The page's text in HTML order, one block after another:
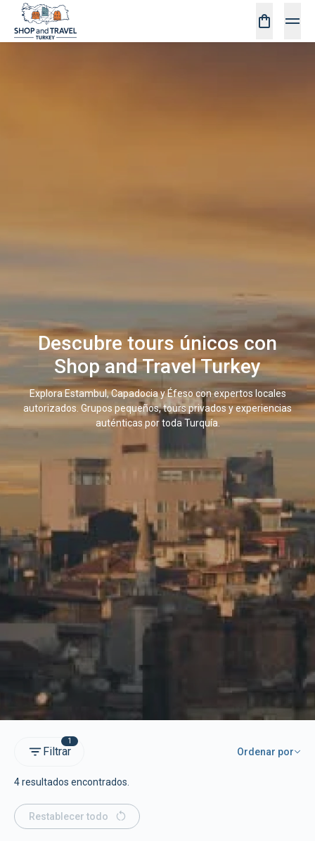
Descubre tours únicos con
Shop and Travel Turkey
Explora Estambul, Capadocia y Éfeso con expertos locales
autorizados. Grupos pequeños, tours privados y experiencias
auténticas por toda Turquía.
1
Filtrar Ordenar por
4 resultados encontrados.
Restablecer todo